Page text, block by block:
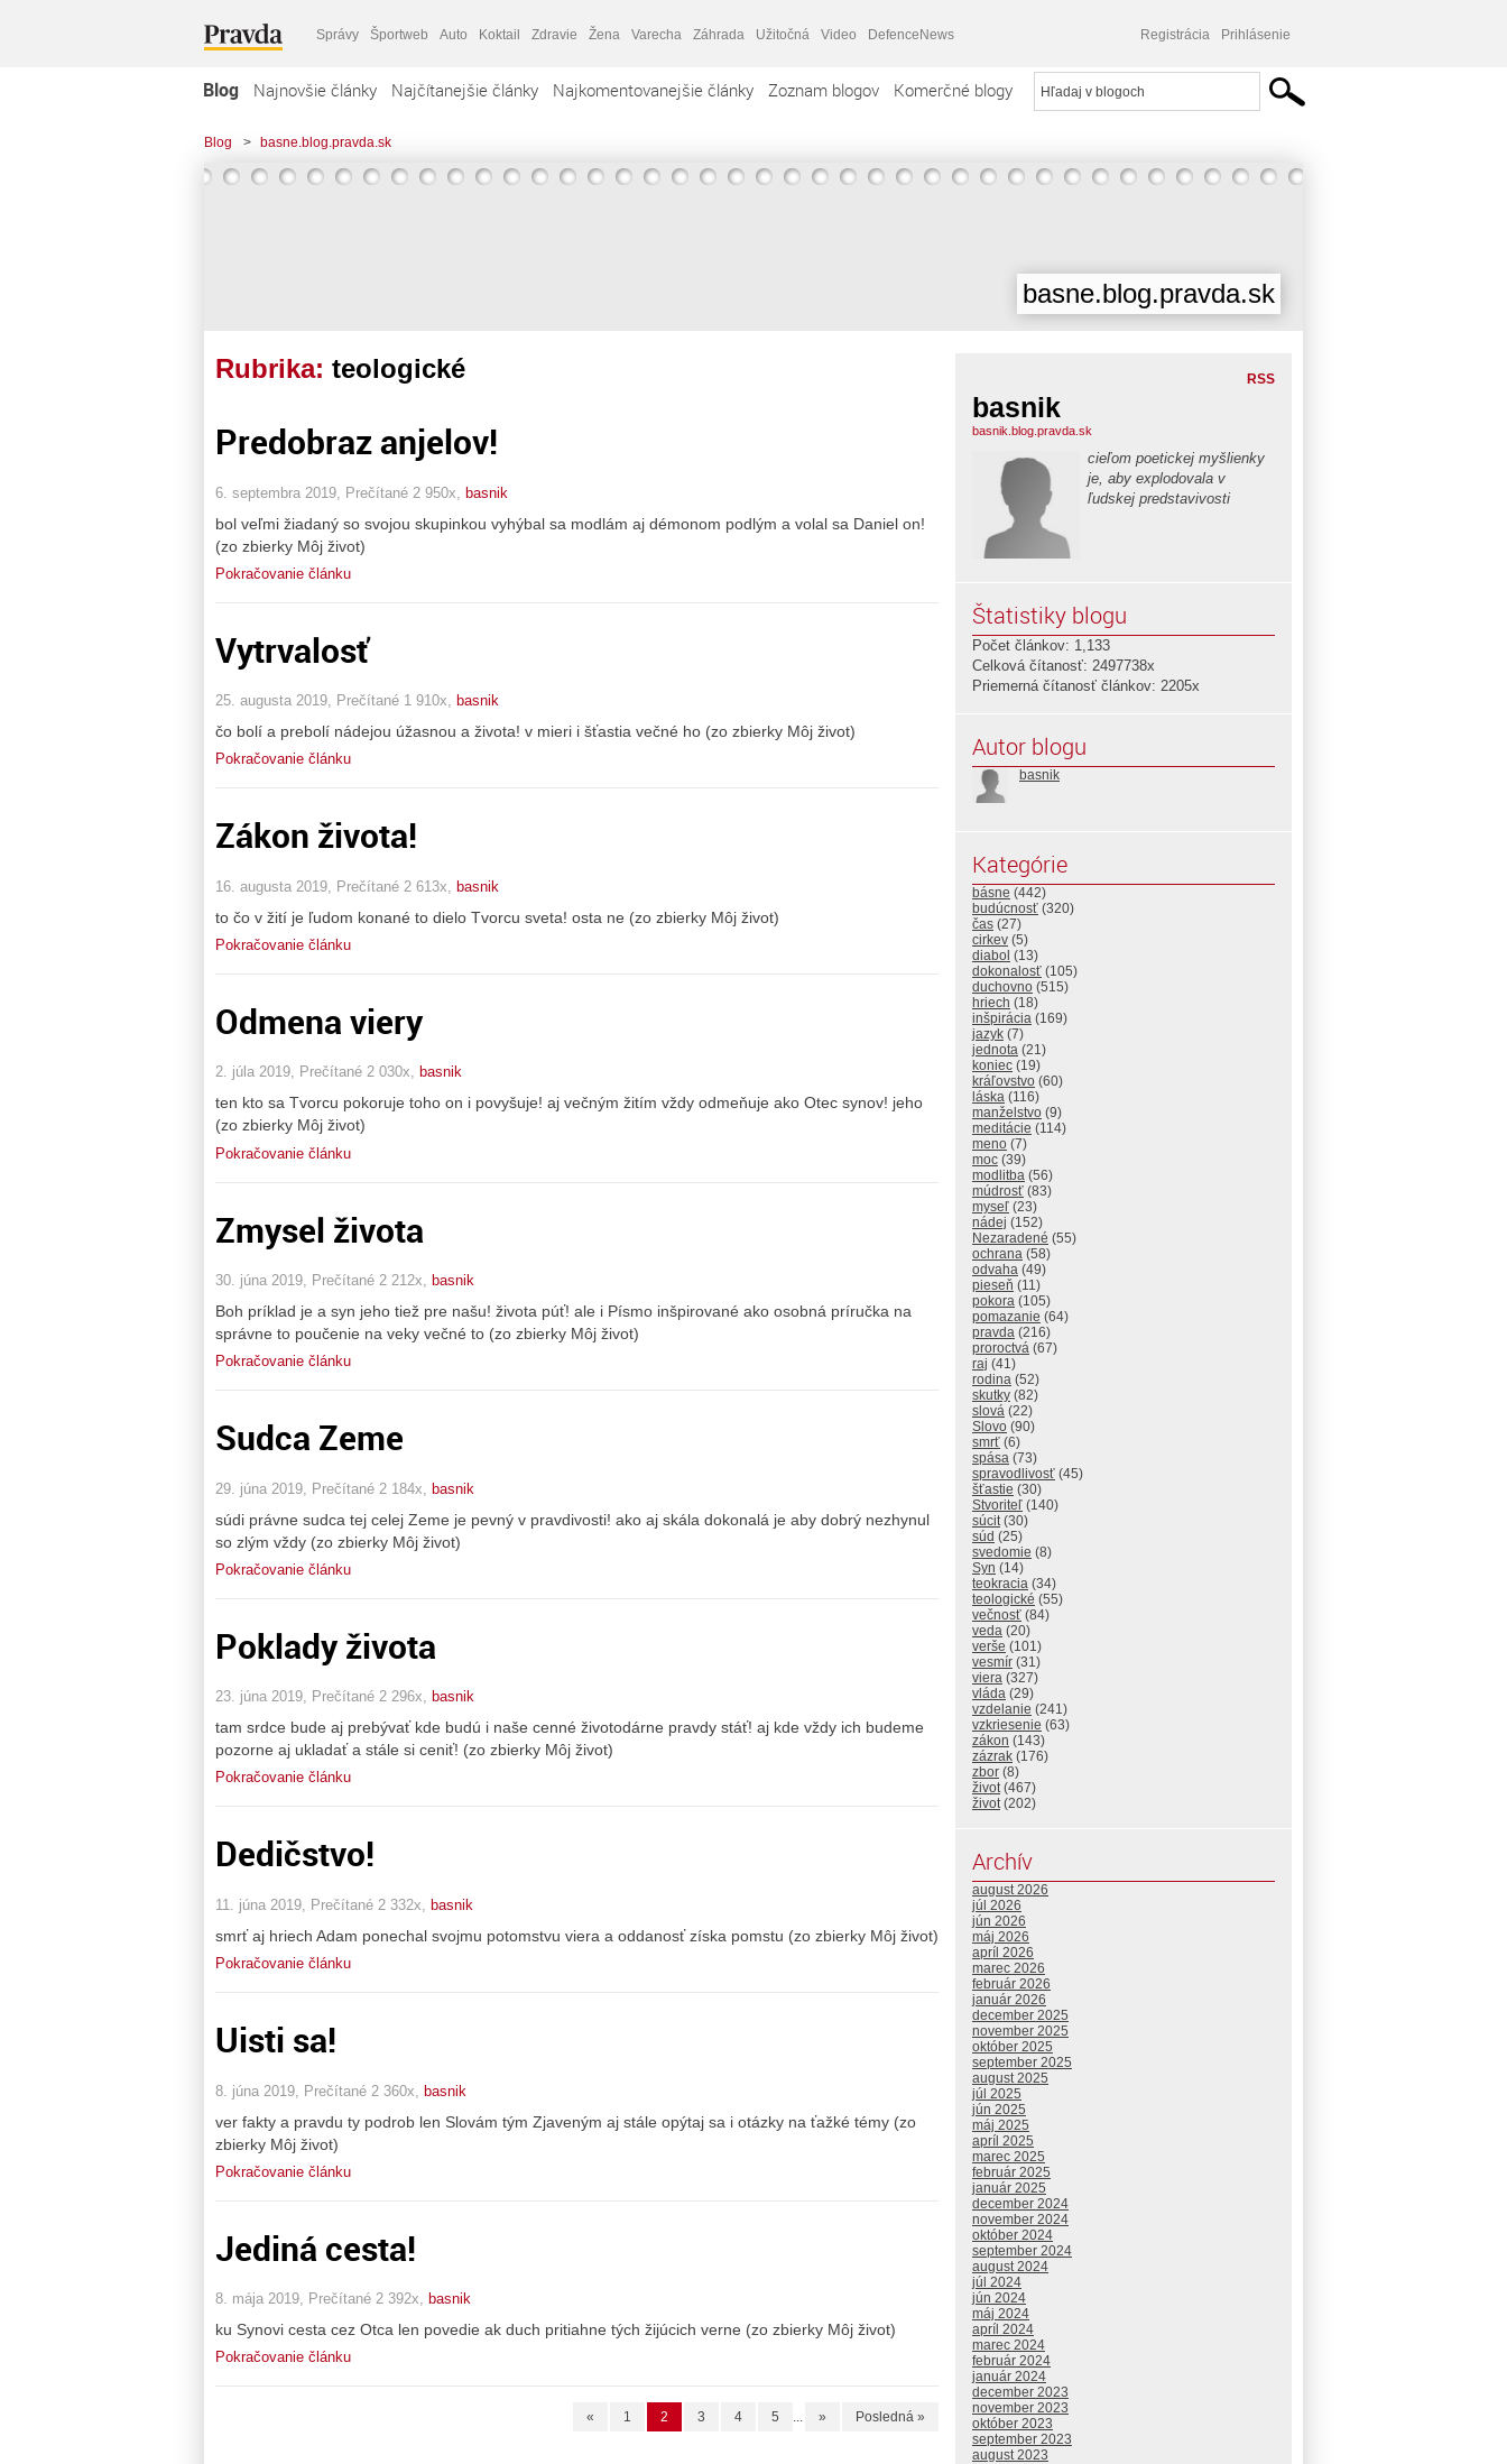
Správy Športweb Auto Koktail Zdravie Žena Varecha Záhrada Užitočná Video DefenceNews Registrácia Prihlásenie
Blog Najnovšie články Najčítanejšie články Najkomentovanejšie články Zoznam blogov Komerčné blogy
Blog > basne.blog.pravda.sk
basne.blog.pravda.sk
Rubrika: teologické
Predobraz anjelov!
6. septembra 2019, Prečítané 2 950x, basnik
bol veľmi žiadaný so svojou skupinkou vyhýbal sa modlám aj démonom podlým a volal sa Daniel on!
(zo zbierky Môj život)
Pokračovanie článku
Vytrvalosť
25. augusta 2019, Prečítané 1 910x, basnik
čo bolí a prebolí nádejou úžasnou a života! v mieri i šťastia večné ho (zo zbierky Môj život)
Pokračovanie článku
Zákon života!
16. augusta 2019, Prečítané 2 613x, basnik
to čo v žití je ľudom konané to dielo Tvorcu sveta! osta ne (zo zbierky Môj život)
Pokračovanie článku
Odmena viery
2. júla 2019, Prečítané 2 030x, basnik
ten kto sa Tvorcu pokoruje toho on i povyšuje! aj večným žitím vždy odmeňuje ako Otec synov! jeho
(zo zbierky Môj život)
Pokračovanie článku
Zmysel života
30. júna 2019, Prečítané 2 212x, basnik
Boh príklad je a syn jeho tiež pre našu! života púť! ale i Písmo inšpirované ako osobná príručka na
správne to poučenie na veky večné to (zo zbierky Môj život)
Pokračovanie článku
Sudca Zeme
29. júna 2019, Prečítané 2 184x, basnik
súdi právne sudca tej celej Zeme je pevný v pravdivosti! ako aj skála dokonalá je aby dobrý nezhynul
so zlým vždy (zo zbierky Môj život)
Pokračovanie článku
Poklady života
23. júna 2019, Prečítané 2 296x, basnik
tam srdce bude aj prebývať kde budú i naše cenné životodárne pravdy stáť! aj kde vždy ich budeme
pozorne aj ukladať a stále si ceniť! (zo zbierky Môj život)
Pokračovanie článku
Dedičstvo!
11. júna 2019, Prečítané 2 332x, basnik
smrť aj hriech Adam ponechal svojmu potomstvu viera a oddanosť získa pomstu (zo zbierky Môj život)
Pokračovanie článku
Uisti sa!
8. júna 2019, Prečítané 2 360x, basnik
ver fakty a pravdu ty podrob len Slovám tým Zjaveným aj stále opýtaj sa i otázky na ťažké témy (zo
zbierky Môj život)
Pokračovanie článku
Jediná cesta!
8. mája 2019, Prečítané 2 392x, basnik
ku Synovi cesta cez Otca len povedie ak duch pritiahne tých žijúcich verne (zo zbierky Môj život)
Pokračovanie článku
« 1 2 3 4 5 ... » Posledná »
RSS
basnik
basnik.blog.pravda.sk
cieľom poetickej myšlienky
je, aby explodovala v
ľudskej predstavivosti
Štatistiky blogu
Počet článkov: 1,133
Celková čítanosť: 2497738x
Priemerná čítanosť článkov: 2205x
Autor blogu
basnik
Kategórie
básne (442)
budúcnosť (320)
čas (27)
cirkev (5)
diabol (13)
dokonalosť (105)
duchovno (515)
hriech (18)
inšpirácia (169)
jazyk (7)
jednota (21)
koniec (19)
kráľovstvo (60)
láska (116)
manželstvo (9)
meditácie (114)
meno (7)
moc (39)
modlitba (56)
múdrosť (83)
myseľ (23)
nádej (152)
Nezaradené (55)
ochrana (58)
odvaha (49)
pieseň (11)
pokora (105)
pomazanie (64)
pravda (216)
proroctvá (67)
raj (41)
rodina (52)
skutky (82)
slová (22)
Slovo (90)
smrť (6)
spása (73)
spravodlivosť (45)
šťastie (30)
Stvoriteľ (140)
súcit(30)
súd (25)
svedomie (8)
Syn (14)
teokracia (34)
teologické (55)
večnosť (84)
veda (20)
verše (101)
vesmír (31)
viera (327)
vláda (29)
vzdelanie (241)
vzkriesenie (63)
zákon (143)
zázrak (176)
zbor (8)
život(467)
život(202)
Archív
august 2026
júl 2026
jún 2026
máj 2026
apríl 2026
marec 2026
február 2026
január 2026
december 2025
november 2025
október 2025
september 2025
august 2025
júl 2025
jún 2025
máj 2025
apríl 2025
marec 2025
február 2025
január 2025
december 2024
november 2024
október 2024
september 2024
august 2024
júl 2024
jún 2024
máj 2024
apríl 2024
marec 2024
február 2024
január 2024
december 2023
november 2023
október 2023
september 2023
august 2023